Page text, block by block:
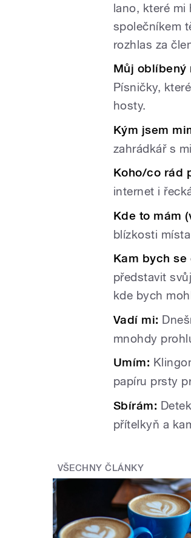
lano, které
společníkem
rozhlas za
Můj oblíbený
Písničky,
hosty.
Kým jsem
zahrádkář s
Koho/co rád
internet i
Kde to mám
blízkosti
Kam bych
představit
kde bych
Vadí mi:
mnohdy
Umím:
papíru prsty
Sbírám:
přítelkyň a
VŠECHNY ČLÁNKY